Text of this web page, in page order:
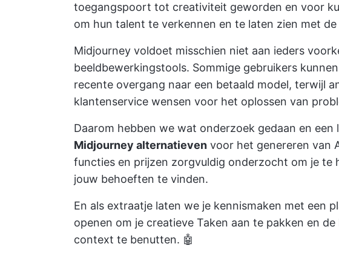
toegangspoort tot creativiteit geworden en voor
om hun talent te verkennen en te laten zien met de
Midjourney voldoet misschien niet aan ieders
beeldbewerkingstools. Sommige gebruikers
recente overgang naar een betaald model, terwijl
klantenservice wensen voor het oplossen van
Daarom hebben we wat onderzoek gedaan en
Midjourney alternatieven voor het genereren van
functies en prijzen zorgvuldig onderzocht om je te
jouw behoeften te vinden.
En als extraatje laten we je kennismaken met een
openen om je creatieve Taken aan te pakken en
context te benutten. 🤖